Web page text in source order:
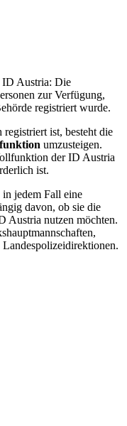
ID Austria: Die
zur Verfügung,
registriert wurde.
ist, besteht die
umzusteigen.
der ID Austria
ist.
jedem Fall eine
davon, ob sie die
Austria nutzen möchten.